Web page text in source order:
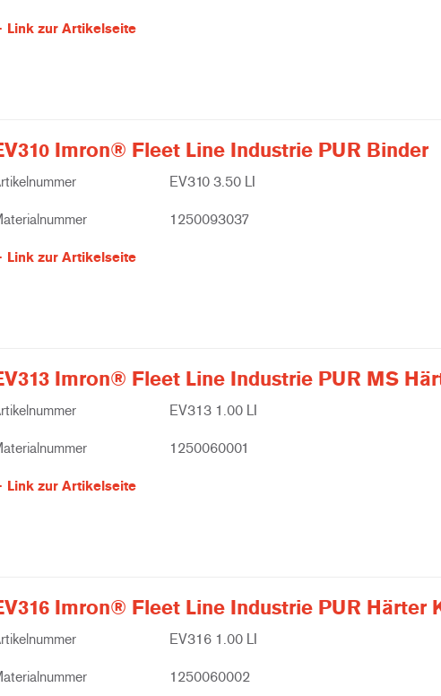
Link zur Artikelseite
Imron® Fleet Line Industrie PUR Binder
EV310 3.50 LI
1250093037
Link zur Artikelseite
Imron® Fleet Line Industrie PUR MS
EV313 1.00 LI
1250060001
Link zur Artikelseite
Imron® Fleet Line Industrie PUR Härter
EV316 1.00 LI
1250060002